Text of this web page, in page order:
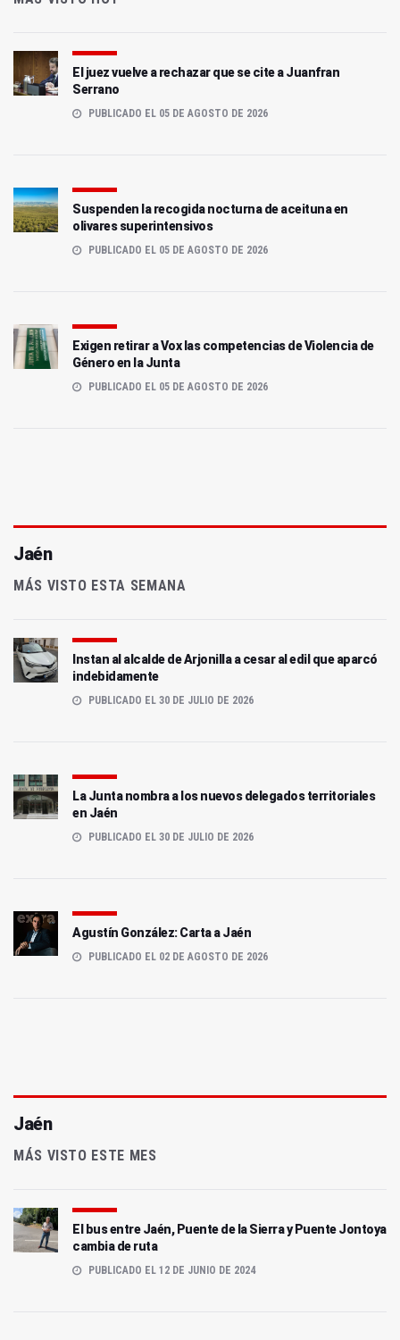
El juez vuelve a rechazar que se cite a Juanfran
Serrano
PUBLICADO EL 05 DE AGOSTO DE 2026
Suspenden la recogida nocturna de aceituna en
olivares superintensivos
PUBLICADO EL 05 DE AGOSTO DE 2026
Exigen retirar a Vox las competencias de Violencia de
Género en la Junta
PUBLICADO EL 05 DE AGOSTO DE 2026
Jaén
MÁS VISTO ESTA SEMANA
Instan al alcalde de Arjonilla a cesar al edil que aparcó
indebidamente
PUBLICADO EL 30 DE JULIO DE 2026
La Junta nombra a los nuevos delegados territoriales
en Jaén
PUBLICADO EL 30 DE JULIO DE 2026
Agustín González: Carta a Jaén
PUBLICADO EL 02 DE AGOSTO DE 2026
Jaén
MÁS VISTO ESTE MES
El bus entre Jaén, Puente de la Sierra y Puente Jontoya
cambia de ruta
PUBLICADO EL 12 DE JUNIO DE 2024